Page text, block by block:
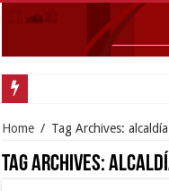
Home / Tag Archives:
Tag Archives: